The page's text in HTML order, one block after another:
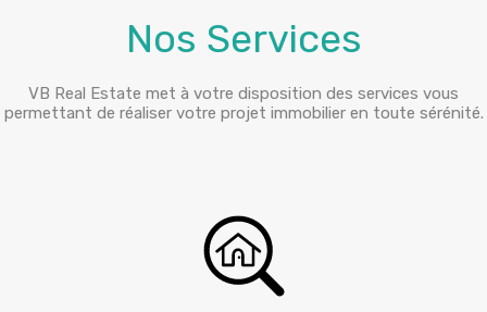
Nos Services
VB Real Estate met à votre disposition des services vous
permettant de réaliser votre projet immobilier en toute sérénité.